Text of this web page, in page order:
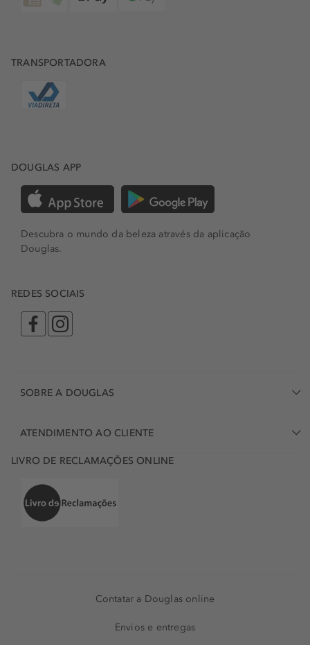
TRANSPORTADORA
DOUGLAS APP
Descubra o mundo da beleza através da aplicação
Douglas.
REDES SOCIAIS
SOBRE A DOUGLAS
ATENDIMENTO AO CLIENTE
LIVRO DE RECLAMAÇÕES ONLINE
Contatar a Douglas online
Envios e entregas